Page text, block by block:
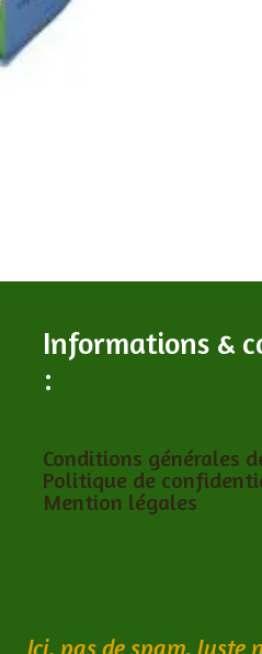
Informations &
:
Conditions générales
Politique de
Mention légales
Ici, pas de spam. Juste